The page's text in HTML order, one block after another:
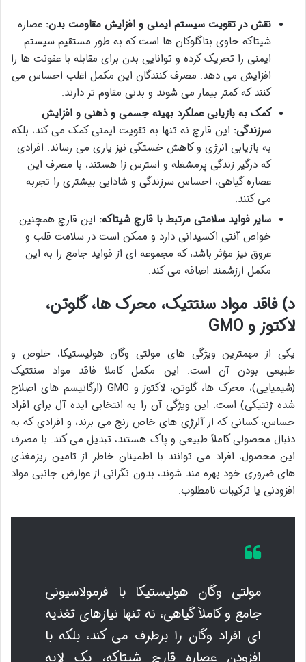
نقش در تقویت سیستم ایمنی و افزایش مقاومت بدن: عصاره
شیتاکه حاوی بتاگلوکان ها است که به طور مستقیم سیستم
ایمنی را تحریک کرده و توانایی بدن برای مقابله با عفونت ها را
افزایش می دهد. مصرف کنندگان این مکمل اغلب احساس می
کنند که کمتر بیمار می شوند و بدنی مقاوم تر دارند.
کمک به بازیابی عملکرد بهینه جسمی و ذهنی و افزایش
سرزندگی: این قارچ نه تنها به تقویت ایمنی کمک می کند، بلکه
به بازیابی انرژی و کاهش خستگی نیز یاری می رساند. افرادی
که درگیر زندگی پرمشغله و استرس زا هستند، با مصرف این
عصاره گیاهی، احساس سرزندگی و شادابی بیشتری را تجربه
می کنند.
سایر فواید سلامتی مرتبط با قارچ شیتاکه: این قارچ همچنین
خواص آنتی اکسیدانی دارد و ممکن است در سلامت قلب و
عروق نیز مؤثر باشد، که مجموعه ای از فواید جامع را به این
مکمل ارزشمند اضافه می کند.
د) فاقد مواد سنتتیک، محرک ها، گلوتن،
لاکتوز و GMO
یکی از مهمترین ویژگی های مولتی وگان هولیستیکا، خلوص و
طبیعی بودن آن است. این مکمل کاملاً فاقد مواد سنتتیک
(شیمیایی)، محرک ها، گلوتن، لاکتوز و GMO (ارگانیسم های اصلاح
شده ژنتیکی) است. این ویژگی آن را به انتخابی ایده آل برای افراد
حساس، کسانی که از آلرژی های خاص رنج می برند، و افرادی که به
دنبال محصولی کاملاً طبیعی و پاک هستند، تبدیل می کند. با مصرف
این محصول، افراد می توانند با اطمینان خاطر از تامین ریزمغذی
های ضروری خود بهره مند شوند، بدون نگرانی از عوارض جانبی مواد
افزودنی یا ترکیبات نامطلوب.
مولتی وگان هولیستیکا با فرمولاسیونی
جامع و کاملاً گیاهی، نه تنها نیازهای تغذیه
ای افراد وگان را برطرف می کند، بلکه با
افزودن عصاره قارچ شیتاکه، یک لایه